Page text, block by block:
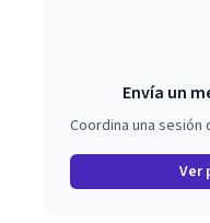
resoluciones y
necesidades del
la que todos susEnvía un
Coordina una
Ver